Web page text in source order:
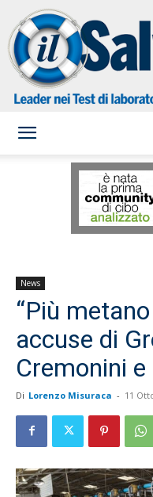
News
“Più
accuse di
Cremonini
Di Lorenzo Misuraca - 11